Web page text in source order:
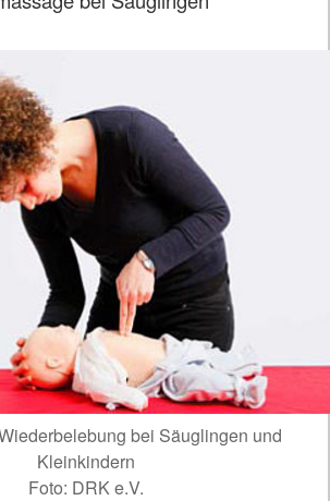
bei Säuglingen und
Kleinkindern
Foto: DRK e.V.